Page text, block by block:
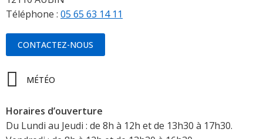
Téléphone : 05 65 63 14 11
CONTACTEZ-NOUS
MÉTÉO
Horaires d’ouverture
Du Lundi au Jeudi : de 8h à 12h et de 13h30 à 17h30.